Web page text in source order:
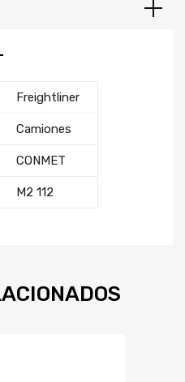
Freightliner
Camiones
CONMET
M2 112